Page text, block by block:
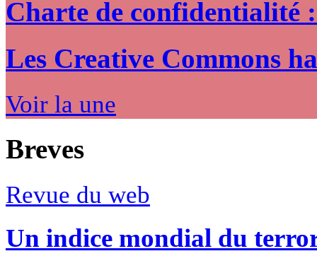
Charte de confidentialité
Les Creative Commons
Voir la une
Breves
Revue du web
Un indice mondial du